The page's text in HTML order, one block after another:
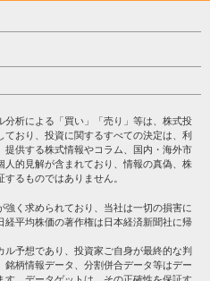
析による「買い」「売り」等は、株式投
おり、投資に関するすべての決定は、利
供する株式情報やコラム、国内・海外市
的見解が含まれており、情報の真偽、株
るものではありません。
く求められており、当社は一切の損害に
平均株価の著作権は日本経済新聞社に帰
予想であり、投資家ご自身が最終的な判
柄情報データ、分割併合データ等はデー